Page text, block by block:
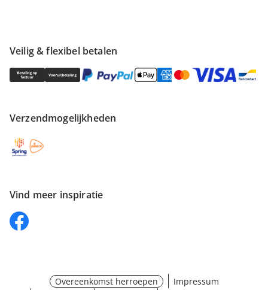
Veilig & flexibel betalen
Verzendmogelijkheden
Vind meer inspiratie
Overeenkomst herroepen
Impressum